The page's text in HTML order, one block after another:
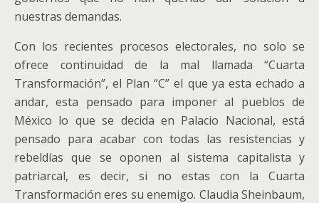
nuestras demandas.
Con los recientes procesos electorales, no solo se
ofrece continuidad de la mal llamada “Cuarta
Transformación”, el Plan “C” el que ya esta echado a
andar, esta pensado para imponer al pueblos de
México lo que se decida en Palacio Nacional, está
pensado para acabar con todas las resistencias y
rebeldías que se oponen al sistema capitalista y
patriarcal, es decir, si no estas con la Cuarta
Transformación eres su enemigo. Claudia Sheinbaum,